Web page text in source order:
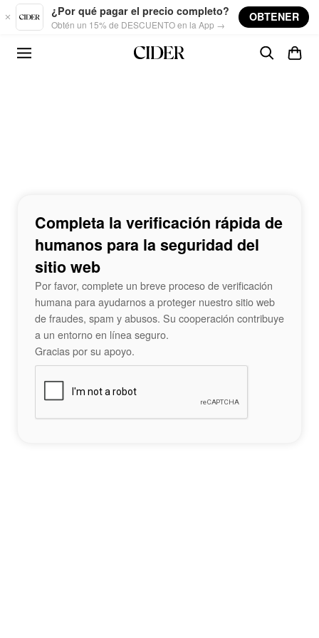
Skip to main content
¿Por qué pagar el precio completo?
Obtén un 15% de DESCUENTO en la App →
OBTENER
Completa la verificación rápida de
humanos para la seguridad del
sitio web
Por favor, complete un breve proceso de verificación
humana para ayudarnos a proteger nuestro sitio web
de fraudes, spam y abusos. Su cooperación contribuye
a un entorno en línea seguro.
Gracias por su apoyo.